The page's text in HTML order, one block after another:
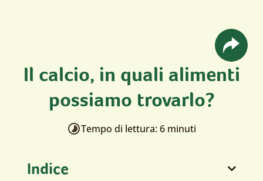
Il calcio, in quali alimenti
possiamo trovarlo?
Tempo di lettura: 6 minuti
Indice